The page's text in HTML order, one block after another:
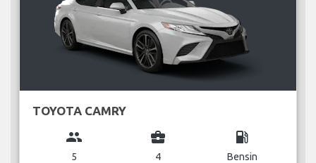
TOYOTA CAMRY
group
5
business_center
4
local_gas_station
Bensin